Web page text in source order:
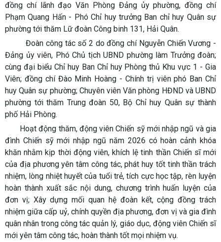
đồng chí lãnh đạo Văn Phòng Đảng ủy phường, đồng chí
Phạm Quang Hấn - Phó Chỉ huy trưởng Ban chỉ huy Quân sự
phường tới thăm Lữ đoàn Công binh 131, Hải Quân.
Đoàn công tác số 2 do đồng chí Nguyễn Chiến Vương -
Đảng ủy viên, Phó Chủ tịch UBND phường làm Trưởng đoàn;
cùng đại biểu Chỉ huy Ban Chỉ huy Phòng thủ Khu vực 1 - Gia
Viên; đồng chí Đào Minh Hoàng - Chính trị viên phó Ban Chỉ
huy Quân sự phường; Chuyên viên Văn phòng HĐND và UBND
phường tới thăm Trung đoàn 50, Bộ Chỉ huy Quân sự thành
phố Hải Phòng.
Hoạt động thăm, động viên Chiến sỹ mới nhập ngũ và gia
đình Chiến sỹ mới nhập ngũ năm 2026 có hoàn cảnh khóa
khăn nhằm kịp thời động viên, khích lệ tinh thần Chiến sĩ mới
của địa phương yên tâm công tác, phát huy tốt tinh thần trách
nhiệm, lòng nhiệt huyết của tuổi trẻ, tích cực học tập, rèn luyện
hoàn thành xuất sắc nội dung, chương trình huấn luyện của
đơn vị; Xây dựng mối quan hệ đoàn kết, cộng đồng trách
nhiệm giữa cấp uỷ, chính quyền địa phương, đơn vị và gia đình
quân nhân trong công tác quản lý, giáo dục, động viên Chiến sĩ
mới yên tâm công tác, hoàn thành tốt mọi nhiệm vụ.